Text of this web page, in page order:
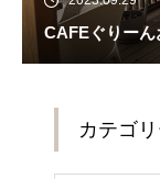
CAFEぐりーん
カテゴ